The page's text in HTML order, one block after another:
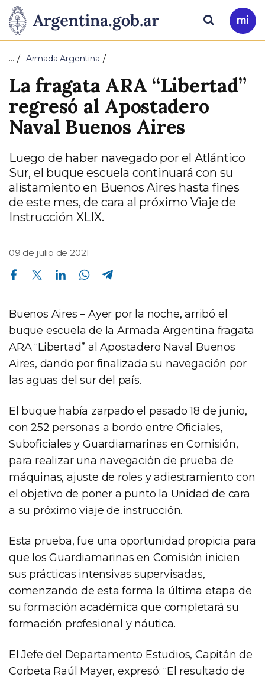
Presidencia
de
la
Nación
Pasar al contenido principal
Ir
a
Buscar
… Armada Argentina
La fragata ARA “Libertad”
regresó al Apostadero
Naval Buenos Aires
Luego de haber navegado por el Atlántico
Sur, el buque escuela continuará con su
alistamiento en Buenos Aires hasta fines
de este mes, de cara al próximo Viaje de
Instrucción XLIX.
09 de julio de 2021
Compartir en Facebook Compartir en Twitter Compartir en Linkedin Compartir en Whatsapp
Buenos Aires – Ayer por la noche, arribó el
buque escuela de la Armada Argentina fragata
ARA “Libertad” al Apostadero Naval Buenos
Aires, dando por finalizada su navegación por
las aguas del sur del país.
El buque había zarpado el pasado 18 de junio,
con 252 personas a bordo entre Oficiales,
Suboficiales y Guardiamarinas en Comisión,
para realizar una navegación de prueba de
máquinas, ajuste de roles y adiestramiento con
el objetivo de poner a punto la Unidad de cara
a su próximo viaje de instrucción.
Esta prueba, fue una oportunidad propicia para
que los Guardiamarinas en Comisión inicien
sus prácticas intensivas supervisadas,
comenzando de esta forma la última etapa de
su formación académica que completará su
formación profesional y náutica.
El Jefe del Departamento Estudios, Capitán de
Corbeta Raúl Mayer, expresó: “El resultado de